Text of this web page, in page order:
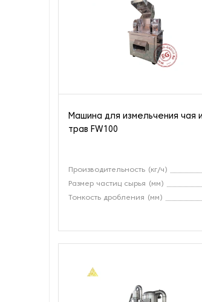
Машина для измельчения чая и
трав FW100
Производительность (кг/ч)
Размер частиц сырья (мм)
Тонкость дробления (мм)